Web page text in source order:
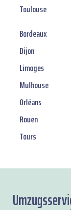
Toulouse
Bordeaux
Dijon
Limoges
Mulhouse
Orléans
Rouen
Tours